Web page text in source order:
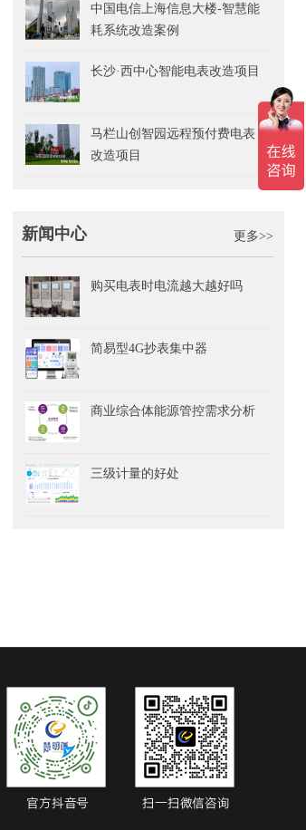
中国电信上海信息大楼-智慧能
耗系统改造案例
长沙·西中心智能电表改造项目
马栏山创智园远程预付费电表
改造项目
新闻中心 更多>>
购买电表时电流越大越好吗
简易型4G抄表集中器
商业综合体能源管控需求分析
三级计量的好处